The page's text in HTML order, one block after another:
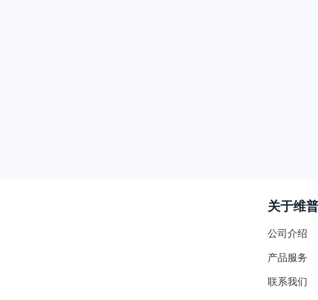
关于维普
公司介绍
产品服务
联系我们